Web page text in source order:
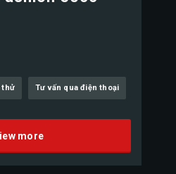
thử Tư vấn qua điện thoại
more